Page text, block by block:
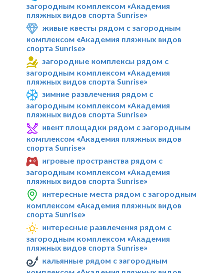
загородным комплексом «Академия
пляжных видов спорта Sunrise»
живые квесты рядом с загородным
комплексом «Академия пляжных видов
спорта Sunrise»
загородные комплексы рядом с
загородным комплексом «Академия
пляжных видов спорта Sunrise»
зимние развлечения рядом с
загородным комплексом «Академия
пляжных видов спорта Sunrise»
ивент площадки рядом с загородным
комплексом «Академия пляжных видов
спорта Sunrise»
игровые пространства рядом с
загородным комплексом «Академия
пляжных видов спорта Sunrise»
интересные места рядом с загородным
комплексом «Академия пляжных видов
спорта Sunrise»
интересные развлечения рядом с
загородным комплексом «Академия
пляжных видов спорта Sunrise»
кальянные рядом с загородным